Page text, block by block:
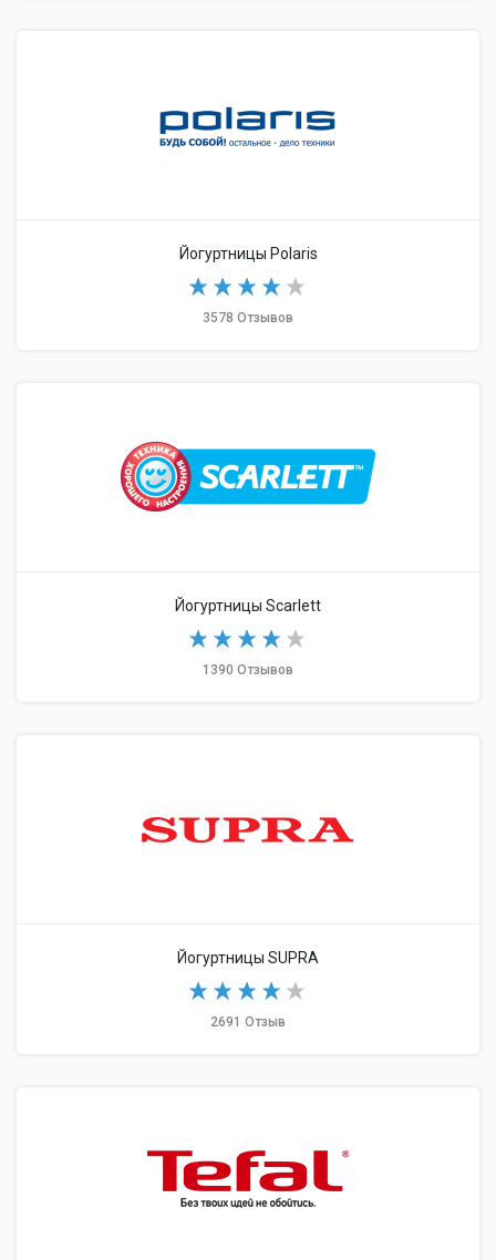
Йогуртницы Polaris
3578 Отзывов
Йогуртницы Scarlett
1390 Отзывов
Йогуртницы SUPRA
2691 Отзыв